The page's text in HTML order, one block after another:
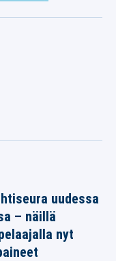
uudessa
– näillä
nyt